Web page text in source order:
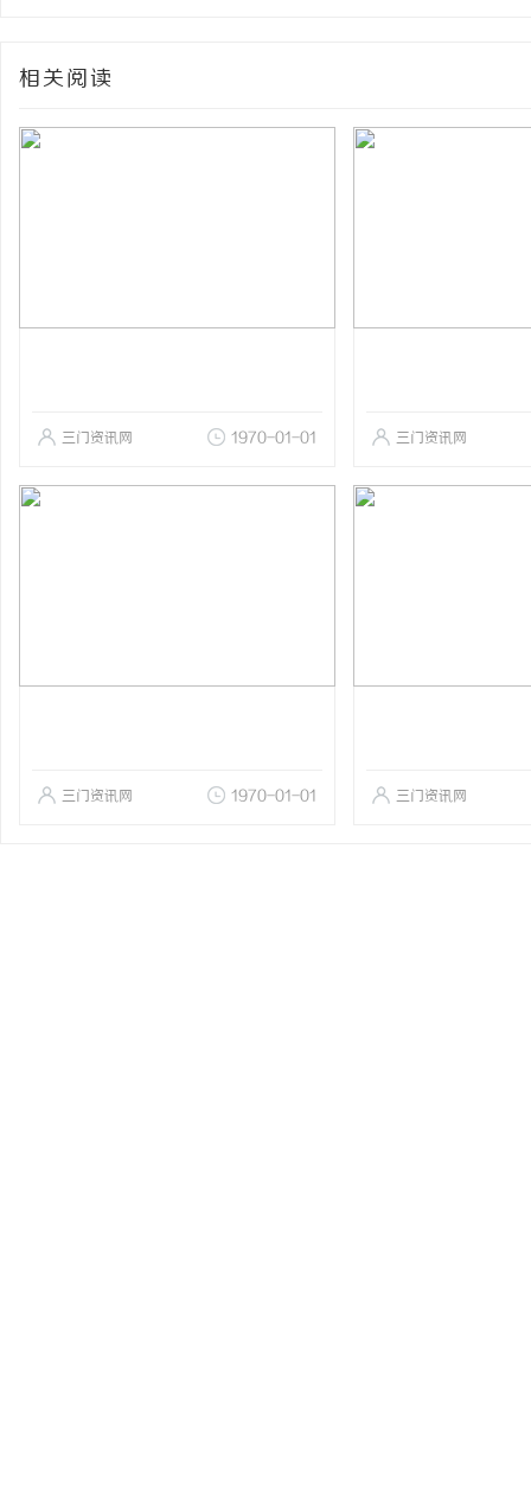
相关阅读
三门资讯网 1970-01-01 三门资讯网
三门资讯网 1970-01-01 三门资讯网